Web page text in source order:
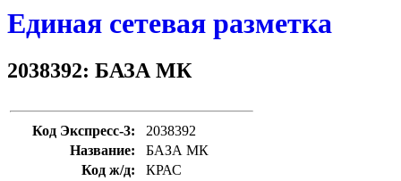
Единая сетевая разметка
2038392: БАЗА МК
Код Экспресс-3:
2038392
Название:
БАЗА МК
Код ж/д:
КРАС